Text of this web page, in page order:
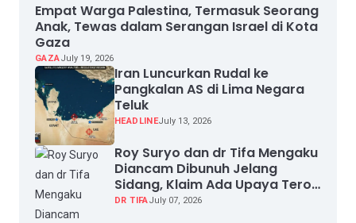
Empat Warga Palestina, Termasuk Seorang
Anak, Tewas dalam Serangan Israel di Kota
Gaza
GAZAJuly 19, 2026
Iran Luncurkan Rudal ke
Pangkalan AS di Lima Negara
Teluk
HEADLINEJuly 13, 2026
Roy Suryo dan dr Tifa Mengaku
Diancam Dibunuh Jelang
Sidang, Klaim Ada Upaya Teror
dan Intimidasi
DR TIFAJuly 07, 2026